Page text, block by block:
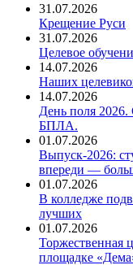
31.07.2026
Крещение Руси
31.07.2026
Целевое
14.07.2026
Наших
14.07.2026
День поля
БПЛА.
01.07.2026
Выпуск-2026:
впереди —
01.07.2026
В колледже
лучших
01.07.2026
Торжественная
площадке